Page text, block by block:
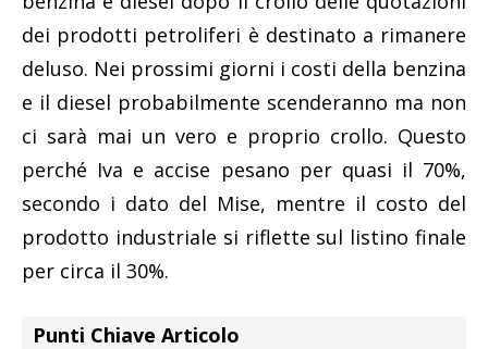
dei prodotti petroliferi è destinato a rimanere
deluso. Nei prossimi giorni i costi della benzina
e il diesel probabilmente scenderanno ma non
ci sarà mai un vero e proprio crollo. Questo
perché Iva e accise pesano per quasi il 70%,
secondo i dato del Mise, mentre il costo del
prodotto industriale si riflette sul listino finale
per circa il 30%.
Punti Chiave Articolo